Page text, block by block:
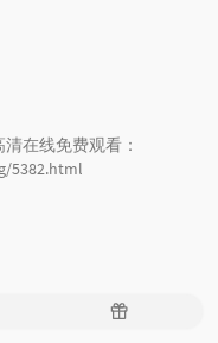
在线免费观看：
5382.html
随